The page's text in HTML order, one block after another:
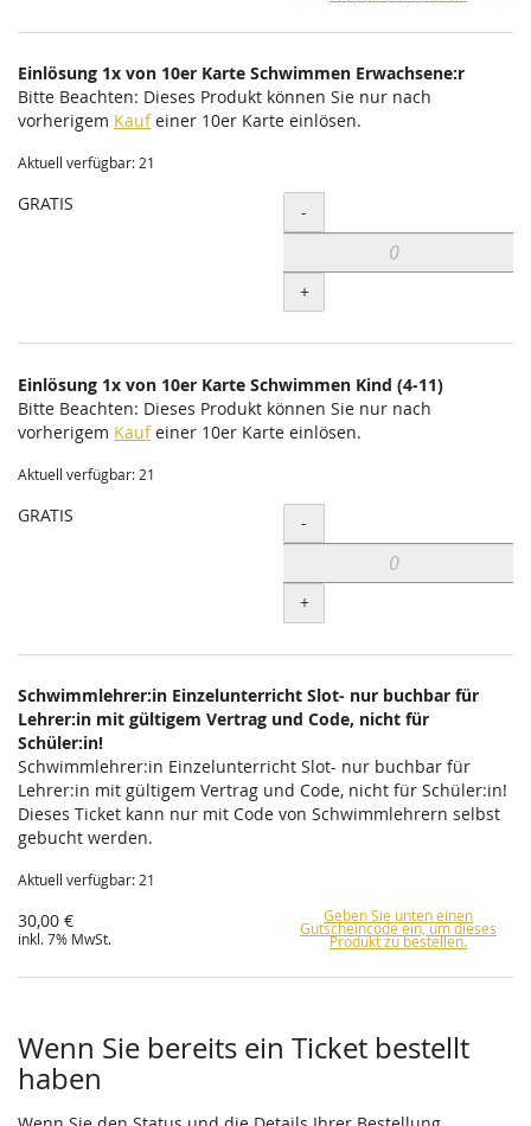
Einlösung 1x von 10er Karte Schwimmen Erwachsene:r
Bitte Beachten: Dieses Produkt können Sie nur nach
vorherigem Kaufeiner 10er Karte einlösen.
Aktuell verfügbar: 21
GRATIS Menge
-
+
Einlösung 1x von 10er Karte Schwimmen Kind (4-11)
Bitte Beachten: Dieses Produkt können Sie nur nach
vorherigem Kaufeiner 10er Karte einlösen.
Aktuell verfügbar: 21
GRATIS Menge
-
+
Schwimmlehrer:in Einzelunterricht Slot- nur buchbar für
Lehrer:in mit gültigem Vertrag und Code, nicht für
Schüler:in!
Schwimmlehrer:in Einzelunterricht Slot- nur buchbar für
Lehrer:in mit gültigem Vertrag und Code, nicht für Schüler:in!
Dieses Ticket kann nur mit Code von Schwimmlehrern selbst
gebucht werden.
Aktuell verfügbar: 21
30,00 €
inkl. 7% MwSt.
Geben Sie unten einen
Gutscheincode ein, um dieses
Produkt zu bestellen.
Wenn Sie bereits ein Ticket bestellt
haben